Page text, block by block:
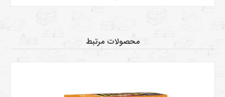
محصولات مرتبط